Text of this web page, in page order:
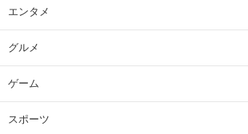
エンタメ
グルメ
ゲーム
スポーツ